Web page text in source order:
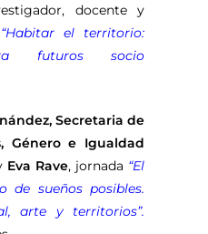
docente y
“Habitar el territorio:
futuros socio
Secretaria de
Género e Igualdad
Eva Rave, jornada “El
de sueños posibles.
arte y territorios”.